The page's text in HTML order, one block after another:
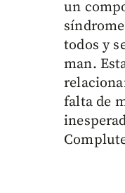
un
todos y
man.
falta de